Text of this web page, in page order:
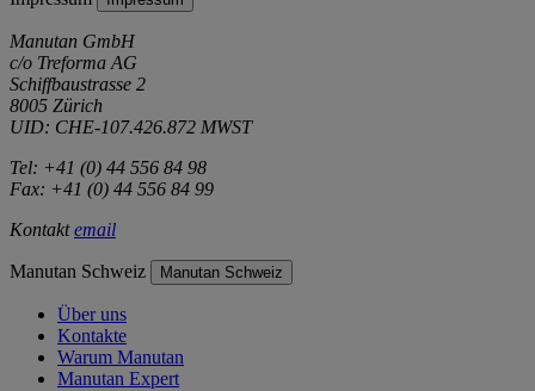
Manutan GmbH
c/o Treforma AG
Schiffbaustrasse 2
8005 Zürich
UID: CHE-107.426.872 MWST
Tel: +41 (0) 44 556 84 98
Fax: +41 (0) 44 556 84 99
Kontaktemail
Manutan Schweiz Manutan Schweiz
Über uns
Kontakte
Warum Manutan
Manutan Expert